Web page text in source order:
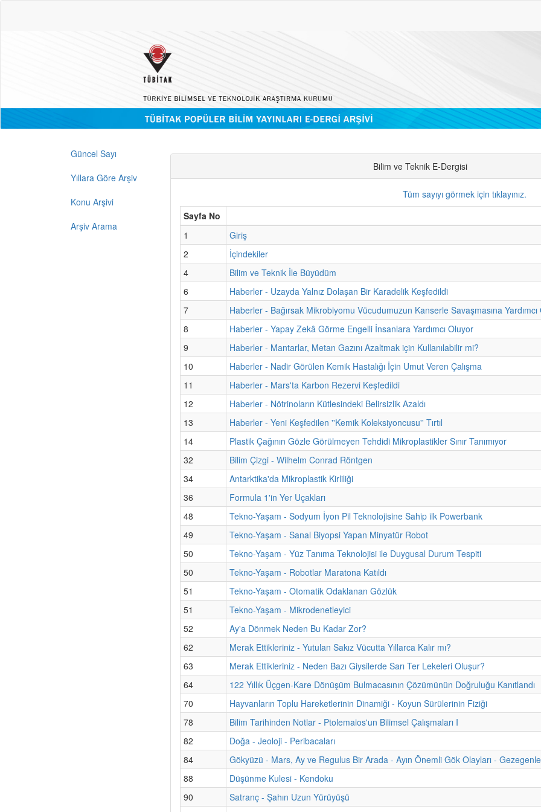
Güncel Sayı
Yıllara Göre Arşiv
Konu Arşivi
Arşiv Arama
Bilim ve Teknik E-Dergisi
Tüm sayıyı görmek için tıklayınız.
Sayfa No
1
Giriş
2
İçindekiler
4
Bilim ve Teknik İle Büyüdüm
6
Haberler - Uzayda Yalnız Dolaşan Bir Karadelik Keşfedildi
7
Haberler - Bağırsak Mikrobiyomu Vücudumuzun Kanserle Savaşmasına Yardımcı
8
Haberler - Yapay Zekâ Görme Engelli İnsanlara Yardımcı Oluyor
9
Haberler - Mantarlar, Metan Gazını Azaltmak için Kullanılabilir mi?
10
Haberler - Nadir Görülen Kemik Hastalığı İçin Umut Veren Çalışma
11
Haberler - Mars'ta Karbon Rezervi Keşfedildi
12
Haberler - Nötrinoların Kütlesindeki Belirsizlik Azaldı
13
Haberler - Yeni Keşfedilen ''Kemik Koleksiyoncusu'' Tırtıl
14
Plastik Çağının Gözle Görülmeyen Tehdidi Mikroplastikler Sınır Tanımıyor
32
Bilim Çizgi - Wilhelm Conrad Röntgen
34
Antarktika'da Mikroplastik Kirliliği
36
Formula 1'in Yer Uçakları
48
Tekno-Yaşam - Sodyum İyon Pil Teknolojisine Sahip ilk Powerbank
49
Tekno-Yaşam - Sanal Biyopsi Yapan Minyatür Robot
50
Tekno-Yaşam - Yüz Tanıma Teknolojisi ile Duygusal Durum Tespiti
50
Tekno-Yaşam - Robotlar Maratona Katıldı
51
Tekno-Yaşam - Otomatik Odaklanan Gözlük
51
Tekno-Yaşam - Mikrodenetleyici
52
Ay'a Dönmek Neden Bu Kadar Zor?
62
Merak Ettikleriniz - Yutulan Sakız Vücutta Yıllarca Kalır mı?
63
Merak Ettikleriniz - Neden Bazı Giysilerde Sarı Ter Lekeleri Oluşur?
64
122 Yıllık Üçgen-Kare Dönüşüm Bulmacasının Çözümünün Doğruluğu Kanıtlandı
70
Hayvanların Toplu Hareketlerinin Dinamiği - Koyun Sürülerinin Fiziği
78
Bilim Tarihinden Notlar - Ptolemaios'un Bilimsel Çalışmaları I
82
Doğa - Jeoloji - Peribacaları
84
Gökyüzü - Mars, Ay ve Regulus Bir Arada - Ayın Önemli Gök Olayları -
88
Düşünme Kulesi - Kendoku
90
Satranç - Şahın Uzun Yürüyüşü